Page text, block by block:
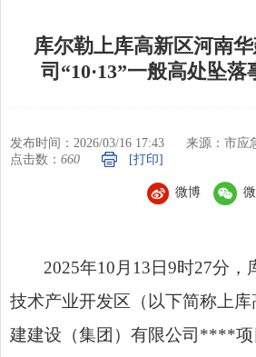
库尔勒上库高新区河南
司“10·13”一般高处坠
发布时间：2026/03/16 17:43
来源：市应
点击数： 660 [打印]
微博
2025年10月13日9时27分，
技术产业开发区（以下简称上
建建设（集团）有限公司****项